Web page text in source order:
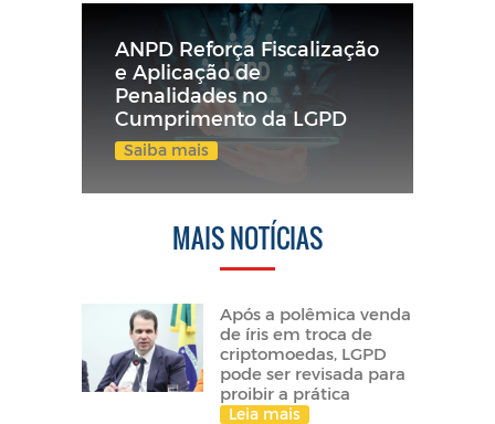
ANPD Reforça Fiscalização
e Aplicação de
Penalidades no
Cumprimento da LGPD
Saiba mais
MAIS NOTÍCIAS
Após a polêmica venda
de íris em troca de
criptomoedas, LGPD
pode ser revisada para
proibir a prática
Leia mais